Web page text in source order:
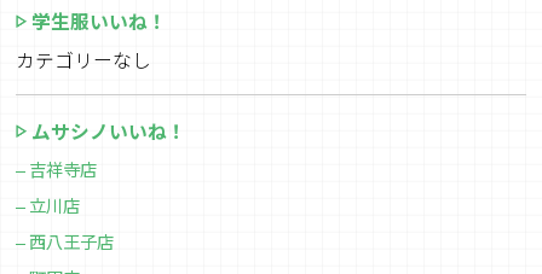
学生服いいね！
カテゴリーなし
ムサシノいいね！
吉祥寺店
立川店
西八王子店